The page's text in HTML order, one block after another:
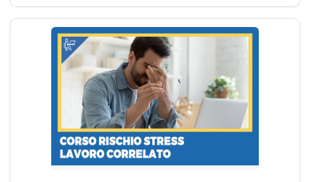
tempo dedicato alla
formazione I…
Continua
Analisi approfondita
dell'attestato datore